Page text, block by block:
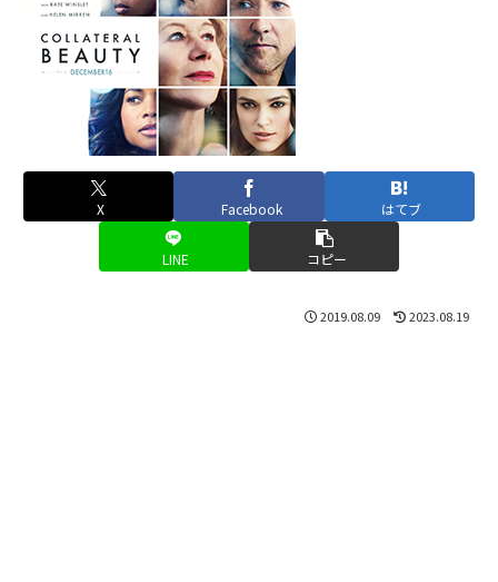
X Facebook はてブ
LINE コピー
2019.08.09 2023.08.19